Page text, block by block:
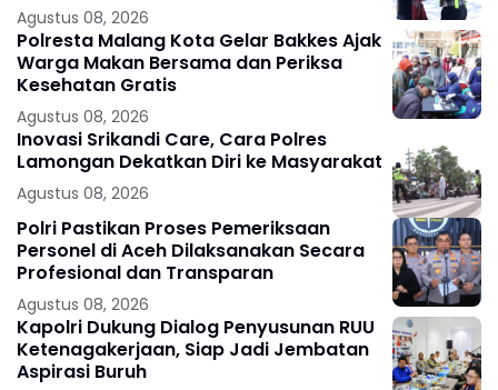
Agustus 08, 2026
Polresta Malang Kota Gelar Bakkes Ajak
Warga Makan Bersama dan Periksa
Kesehatan Gratis
Agustus 08, 2026
Inovasi Srikandi Care, Cara Polres
Lamongan Dekatkan Diri ke Masyarakat
Agustus 08, 2026
Polri Pastikan Proses Pemeriksaan
Personel di Aceh Dilaksanakan Secara
Profesional dan Transparan
Agustus 08, 2026
Kapolri Dukung Dialog Penyusunan RUU
Ketenagakerjaan, Siap Jadi Jembatan
Aspirasi Buruh